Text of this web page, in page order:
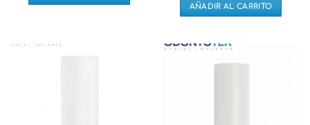
AÑADIR AL CARRITO